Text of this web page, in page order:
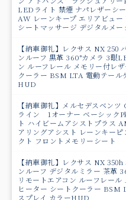
LEDライト 禁煙 ナパレザーシ
AW レーンキープ エリアビュ
シートマッサージ デジタルメ
【納車御礼】レクサス NX
ンルーフ 黒革 360°カメラ 3眼
ン ルーフレール メモリー付レ
クーラー BSM LTA 電動テール
HUD
【納車御礼】メルセデスベン
ライン 1オーナー ベーシック
ト ハイビームアシストプラス
アリングアシスト レーンキー
クト フロントメモリーシート
【納車御礼】レクサス NX
ンルーフ デジタルミラー 茶革
リモートエアコン ルーフレー
ヒーター シートクーラー BSM
スプレイ カラーHUD